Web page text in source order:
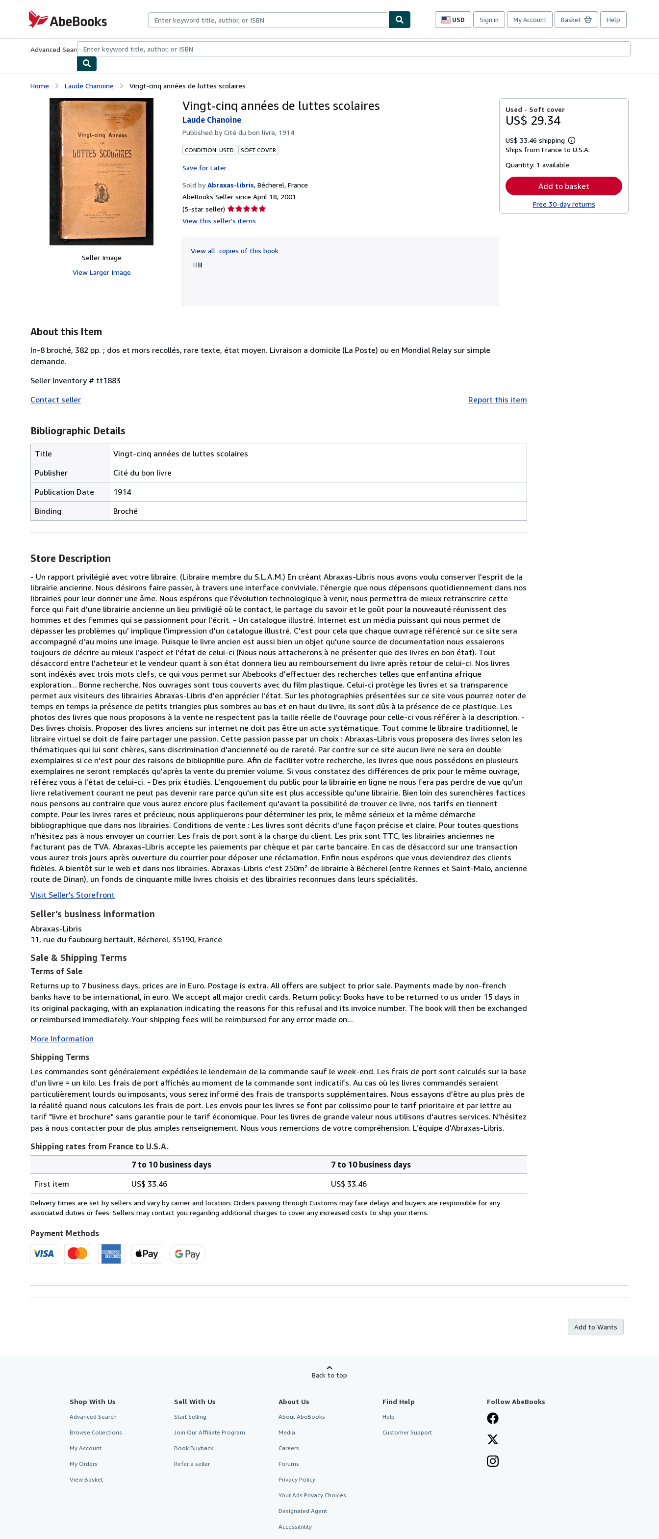
AbeBooks.com
USD
Site
preferences
Sign in My Account Basket Help
Advanced Search Browse CollectionsRare BooksArt & Collectibles
Home Laude Chanoine Vingt-cinq années de luttes scolaires
Seller Image
View Larger Image
Vingt-cinq années de luttes scolaires
Laude Chanoine
Published byCité du bon livre, 1914
CONDITION: USED SOFT COVER
Save for Later
Sold by Abraxas-libris, Bécherel, France
AbeBooks Seller since April 18, 2001
(5-star seller) Seller
rating
of
5
View this seller's items
View all copies of this book
Used - Soft cover
US$ 29.34
US$ 33.46 shipping
Learn
more
Ships from France to U.S.A.
Quantity: 1 available
Add to basket
Free 30-day returns
About this Item
In-8 broché, 382 pp. ; dos et mors recollés, rare texte, état moyen. Livraison a domicile (La Poste) ou en Mondial Relay sur simple
demande.
Seller Inventory # tt1883
Contact seller
Report this item
Bibliographic Details
Title
Vingt-cinq années de luttes scolaires
Publisher
Cité du bon livre
Publication Date
1914
Binding
Broché
Store Description
- Un rapport privilégié avec votre libraire. (Libraire membre du S.L.A.M.) En créant Abraxas-Libris nous avons voulu conserver l'esprit de la
librairie ancienne. Nous désirons faire passer, à travers une interface conviviale, l'énergie que nous dépensons quotidiennement dans nos
librairies pour leur donner une âme. Nous espérons que l'évolution technologique à venir, nous permettra de mieux retranscrire cette
force qui fait d'une librairie ancienne un lieu priviligié où le contact, le partage du savoir et le goût pour la nouveauté réunissent des
hommes et des femmes qui se passionnent pour l'écrit. - Un catalogue illustré. Internet est un média puissant qui nous permet de
dépasser les problèmes qu' implique l'impression d'un catalogue illustré. C'est pour cela que chaque ouvrage référencé sur ce site sera
accompagné d'au moins une image. Puisque le livre ancien est aussi bien un objet qu'une source de documentation nous essaierons
toujours de décrire au mieux l'aspect et l'état de celui-ci (Nous nous attacherons à ne présenter que des livres en bon état). Tout
désaccord entre l'acheteur et le vendeur quant à son état donnera lieu au remboursement du livre après retour de celui-ci. Nos livres
sont indéxés avec trois mots clefs, ce qui vous permet sur Abebooks d'effectuer des recherches telles que enfantina afrique
exploration... Bonne recherche. Nos ouvrages sont tous couverts avec du film plastique. Celui-ci protège les livres et sa transparence
permet aux visiteurs des librairies Abraxas-Libris d'en apprécier l'état. Sur les photographies présentées sur ce site vous pourrez noter de
temps en temps la présence de petits triangles plus sombres au bas et en haut du livre, ils sont dûs à la présence de ce plastique. Les
photos des livres que nous proposons à la vente ne respectent pas la taille réelle de l'ouvrage pour celle-ci vous référer à la description. -
Des livres choisis. Proposer des livres anciens sur internet ne doit pas être un acte systématique. Tout comme le libraire traditionnel, le
libraire virtuel se doit de faire partager une passion. Cette passion passe par un choix : Abraxas-Libris vous proposera des livres selon les
thématiques qui lui sont chères, sans discrimination d'ancienneté ou de rareté. Par contre sur ce site aucun livre ne sera en double
exemplaires si ce n'est pour des raisons de bibliophilie pure. Afin de faciliter votre recherche, les livres que nous possédons en plusieurs
exemplaires ne seront remplacés qu'après la vente du premier volume. Si vous constatez des différences de prix pour le même ouvrage,
référez vous à l'état de celui-ci. - Des prix étudiés. L'engouement du public pour la librairie en ligne ne nous fera pas perdre de vue qu'un
livre relativement courant ne peut pas devenir rare parce qu'un site est plus accessible qu'une librairie. Bien loin des surenchères factices
nous pensons au contraire que vous aurez encore plus facilement qu'avant la possibilité de trouver ce livre, nos tarifs en tiennent
compte. Pour les livres rares et précieux, nous appliquerons pour déterminer les prix, le même sérieux et la même démarche
bibliographique que dans nos librairies. Conditions de vente : Les livres sont décrits d'une façon précise et claire. Pour toutes questions
n'hésitez pas à nous envoyer un courrier. Les frais de port sont à la charge du client. Les prix sont TTC, les librairies anciennes ne
facturant pas de TVA. Abraxas-Libris accepte les paiements par chèque et par carte bancaire. En cas de désaccord sur une transaction
vous aurez trois jours après ouverture du courrier pour déposer une réclamation. Enfin nous espérons que vous deviendrez des clients
fidèles. A bientôt sur le web et dans nos librairies. Abraxas-Libris c'est 250m² de librairie à Bécherel (entre Rennes et Saint-Malo, ancienne
route de Dinan), un fonds de cinquante mille livres choisis et des librairies reconnues dans leurs spécialités.
Visit Seller's Storefront
Seller's business information
Abraxas-Libris
11, rue du faubourg bertault, Bécherel, 35190, France
Sale & Shipping Terms
Terms of Sale
Returns up to 7 business days, prices are in Euro. Postage is extra. All offers are subject to prior sale. Payments made by non-french
banks have to be international, in euro. We accept all major credit cards. Return policy: Books have to be returned to us under 15 days in
its original packaging, with an explanation indicating the reasons for this refusal and its invoice number. The book will then be exchanged
or reimbursed immediately. Your shipping fees will be reimbursed for any error made on...
More Information
Shipping Terms
Les commandes sont généralement expédiées le lendemain de la commande sauf le week-end. Les frais de port sont calculés sur la base
d'un livre = un kilo. Les frais de port affichés au moment de la commande sont indicatifs. Au cas où les livres commandés seraient
particulièrement lourds ou imposants, vous serez informé des frais de transports supplémentaires. Nous essayons d'être au plus près de
la réalité quand nous calculons les frais de port. Les envois pour les livres se font par colissimo pour le tarif prioritaire et par lettre au
tarif "livre et brochure" sans garantie pour le tarif économique. Pour les livres de grande valeur nous utilisons d'autres services. N'hésitez
pas à nous contacter pour de plus amples renseignement. Nous vous remercions de votre compréhension. L'équipe d'Abraxas-Libris.
Shipping rates from France to U.S.A.
rates
from
France
U.S.A.
7 to 10 business days
7 to 10 business days
First item
US$ 33.46 US$ 33.46
Delivery times are set by sellers and vary by carrier and location. Orders passing through Customs may face delays and buyers are responsible for any
associated duties or fees. Sellers may contact you regarding additional charges to cover any increased costs to ship your items.
Payment Methods
Add to Wants
Back to top
Shop With Us
Advanced Search
Browse Collections
My Account
My Orders
View Basket
Sell With Us
Start Selling
Join Our Affiliate Program
Book Buyback
Refer a seller
About Us
About AbeBooks
Media
Careers
Forums
Privacy Policy
Your Ads Privacy Choices
Designated Agent
Accessibility
Find Help
Help
Customer Support
Follow AbeBooks